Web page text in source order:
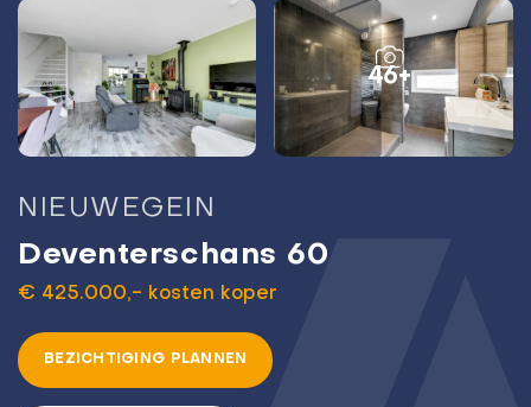
46+
NIEUWEGEIN
Deventerschans 60
€ 425.000,- kosten koper
BEZICHTIGING PLANNEN